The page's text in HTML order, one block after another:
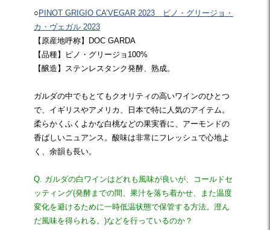
○ PINOT GRIGIO CA’VEGAR 2023 ピノ・グリージョ・
カ・ヴェガル 2023
【原産地呼称】DOC GARDA
【品種】ピノ・グリージョ100%
【醸造】ステンレスタンク発酵、熟成。
ガルダの中でもとてもクオリティの高いワインのひとつ
で、イギリスやアメリカ、日本で特に人気のアイテム。
柔らかくふくよかな白桃などの果実香に、アーモンドの
香ばしいニュアンス。酸味は非常にフレッシュで心地よ
く、余韻も長い。
Q. ガルダの白ワインはどれも風味が良いが、コールドセ
ッティング(発酵までの間、果汁を落ち着かせ、また温度
変化を避けるために一時低温状態で保管する方法。澄ん
だ風味を得られる。)などを行っているのか？